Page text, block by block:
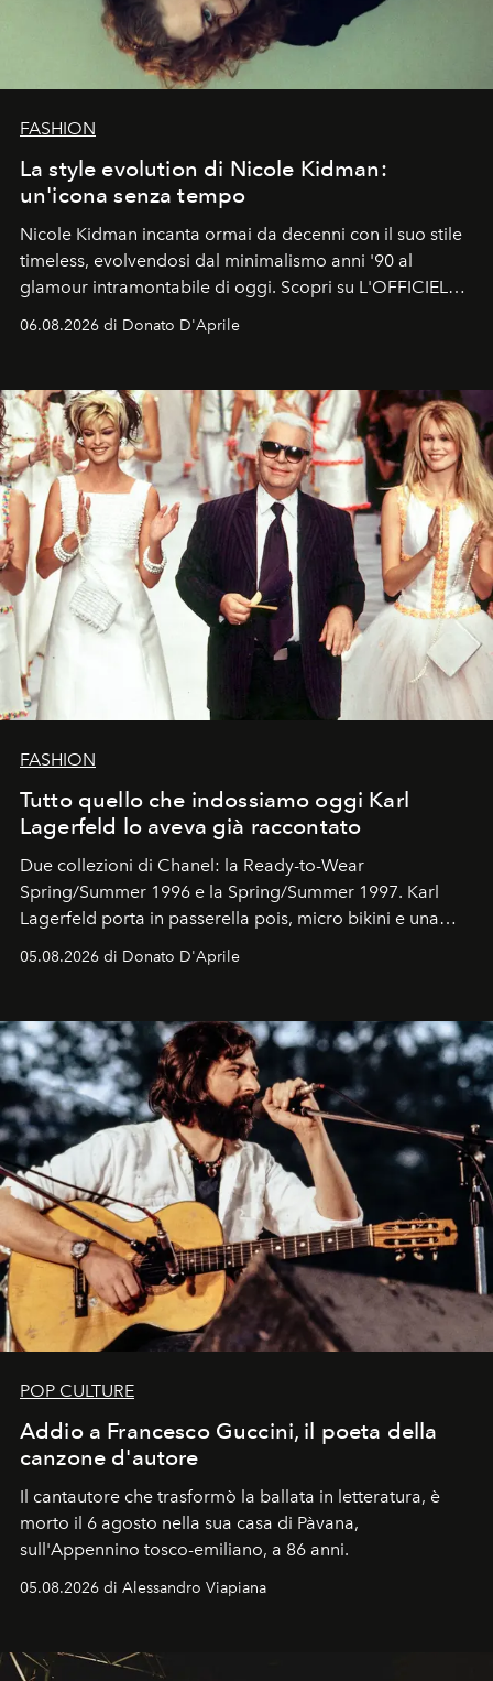
FASHION
La style evolution di Nicole Kidman:
un'icona senza tempo
Nicole Kidman incanta ormai da decenni con il suo stile
timeless, evolvendosi dal minimalismo anni '90 al
glamour intramontabile di oggi. Scopri su L'OFFICIEL
06.08.2026 di Donato D'Aprile
FASHION
Tutto quello che indossiamo oggi Karl
Lagerfeld lo aveva già raccontato
Due collezioni di Chanel: la Ready-to-Wear
Spring/Summer 1996 e la Spring/Summer 1997. Karl
Lagerfeld porta in passerella pois, micro bikini e una
Kate, Claudia e Carla una dietro l'altra. Trent'anni dopo,
uno dei documenti più contemporanei che abbiamo.
05.08.2026 di Donato D'Aprile
POP CULTURE
Addio a Francesco Guccini, il poeta della
canzone d'autore
Il cantautore che trasformò la ballata in letteratura, è
morto il 6 agosto nella sua casa di Pàvana,
sull'Appennino tosco-emiliano, a 86 anni.
05.08.2026 di Alessandro Viapiana